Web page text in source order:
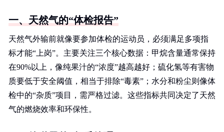
一、天然气的“体检报告”
天然气外输前就像要参加体检的运动员，必须满足多项指
标才能“上岗”。主要关注三个核心数据：甲烷含量通常保持
在90%以上，像纯果汁的“浓度”越高越好；硫化氢等有害物
质要低于安全阈值，相当于排除“毒素”；水分和粉尘则像体
检中的“杂质”项目，需严格过滤。这些指标共同决定了天然
气的燃烧效率和环保性。